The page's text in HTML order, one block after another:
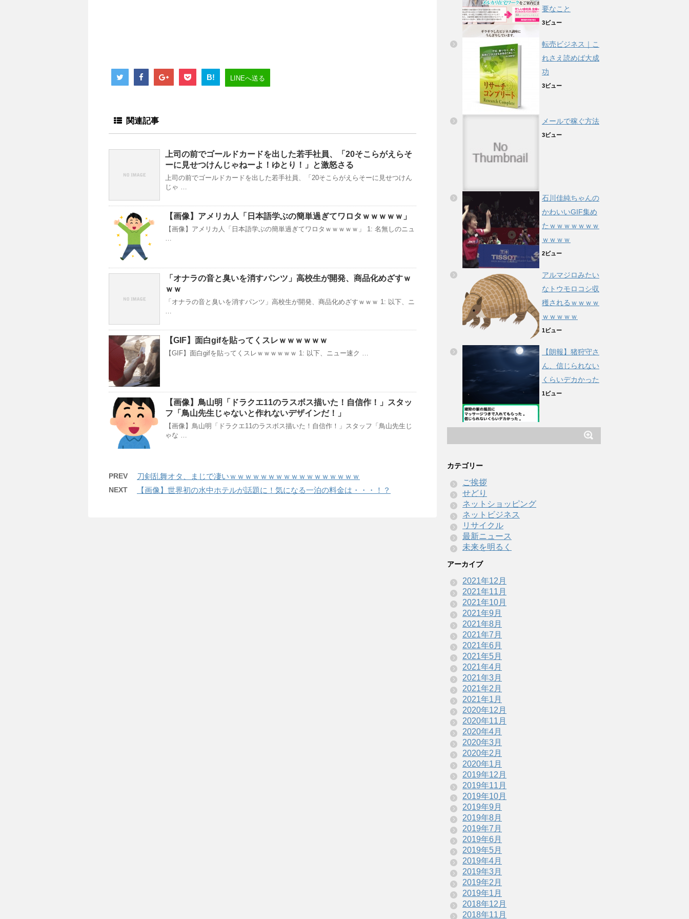
B! LINEへ送る
関連記事
上司の前でゴールドカードを出した若手社員、「20そこらがえらそ
ーに見せつけんじゃねーよ！ゆとり！」と激怒さる
上司の前でゴールドカードを出した若手社員、「20そこらがえらそーに見せつけん
じゃ …
【画像】アメリカ人「日本語学ぶの簡単過ぎてワロタｗｗｗｗｗ」
【画像】アメリカ人「日本語学ぶの簡単過ぎてワロタｗｗｗｗｗ」 1: 名無しのニュ
「オナラの音と臭いを消すパンツ」高校生が開発、商品化めざすｗ
ｗｗ
「オナラの音と臭いを消すパンツ」高校生が開発、商品化めざすｗｗｗ 1: 以下、ニ
【GIF】面白gifを貼ってくスレｗｗｗｗｗｗ
【GIF】面白gifを貼ってくスレｗｗｗｗｗｗ 1: 以下、ニュー速ク …
【画像】鳥山明「ドラクエ11のラスボス描いた！自信作！」スタッ
フ「鳥山先生じゃないと作れないデザインだ！」
【画像】鳥山明「ドラクエ11のラスボス描いた！自信作！」スタッフ「鳥山先生じ
ゃな …
PREV 刀剣乱舞オタ、まじで凄いｗｗｗｗｗｗｗｗｗｗｗｗｗｗｗｗｗ
NEXT 【画像】世界初の水中ホテルが話題に！気になる一泊の料金は・・・！？
要なこと
3ビュー
転売ビジネス｜こ
れさえ読めば大成
功
3ビュー
メールで稼ぐ方法
3ビュー
石川佳純ちゃんの
かわいいGIF集め
たｗｗｗｗｗｗｗ
ｗｗｗｗ
2ビュー
アルマジロみたい
なトウモロコシ収
穫されるｗｗｗｗ
ｗｗｗｗｗ
1ビュー
【朗報】猪狩守さ
ん、信じられない
くらいデカかった
1ビュー
カテゴリー
ご挨拶
せどり
ネットショッピング
ネットビジネス
リサイクル
最新ニュース
未来を明るく
アーカイブ
2021年12月
2021年11月
2021年10月
2021年9月
2021年8月
2021年7月
2021年6月
2021年5月
2021年4月
2021年3月
2021年2月
2021年1月
2020年12月
2020年11月
2020年4月
2020年3月
2020年2月
2020年1月
2019年12月
2019年11月
2019年10月
2019年9月
2019年8月
2019年7月
2019年6月
2019年5月
2019年4月
2019年3月
2019年2月
2019年1月
2018年12月
2018年11月